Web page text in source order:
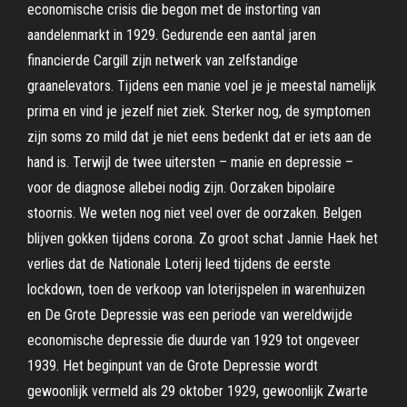
economische crisis die begon met de instorting van
aandelenmarkt in 1929. Gedurende een aantal jaren
financierde Cargill zijn netwerk van zelfstandige
graanelevators. Tijdens een manie voel je je meestal namelijk
prima en vind je jezelf niet ziek. Sterker nog, de symptomen
zijn soms zo mild dat je niet eens bedenkt dat er iets aan de
hand is. Terwijl de twee uitersten – manie en depressie –
voor de diagnose allebei nodig zijn. Oorzaken bipolaire
stoornis. We weten nog niet veel over de oorzaken. Belgen
blijven gokken tijdens corona. Zo groot schat Jannie Haek het
verlies dat de Nationale Loterij leed tijdens de eerste
lockdown, toen de verkoop van loterijspelen in warenhuizen
en De Grote Depressie was een periode van wereldwijde
economische depressie die duurde van 1929 tot ongeveer
1939. Het beginpunt van de Grote Depressie wordt
gewoonlijk vermeld als 29 oktober 1929, gewoonlijk Zwarte